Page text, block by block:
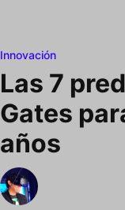
Innovación
Las 7
Gates
años